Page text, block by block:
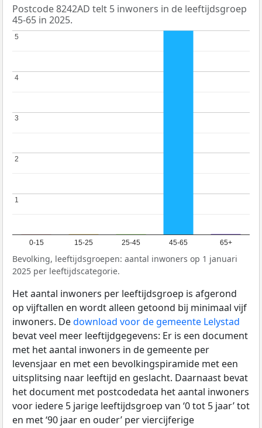
Postcode 8242AD telt 5 inwoners in de leeftijdsgroep
45-65 in 2025.
0-15 15-25 25-45 45-65 65+
1
1
2
2
3
3
4
4
5
5
Bevolking, leeftijdsgroepen: aantal inwoners op 1 januari
2025 per leeftijdscategorie.
Het aantal inwoners per leeftijdsgroep is afgerond
op vijftallen en wordt alleen getoond bij minimaal vijf
inwoners. Dedownload voor de gemeente Lelystad
bevat veel meer leeftijdgegevens: Er is een document
met het aantal inwoners in de gemeente per
levensjaar en met een bevolkingspiramide met een
uitsplitsing naar leeftijd en geslacht. Daarnaast bevat
het document met postcodedata het aantal inwoners
voor iedere 5 jarige leeftijdsgroep van ‘0 tot 5 jaar’ tot
en met ‘90 jaar en ouder’ per viercijferige